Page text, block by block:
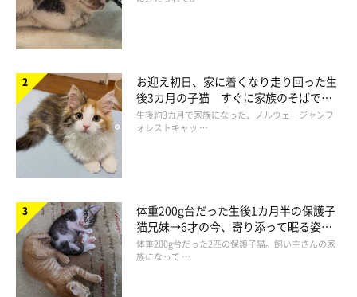
お迎え初日、家に着くなり走り回った生
後3カ月の子猫 すぐに家族のそばで落
ち着く姿に「迎えてよかった」
生後約3カ月で家族になった、ノルウェージャンフ
ォレストキャッ …
体重200g台だった生後1カ月半の保護子
猫兄妹→6才の今、寄り添って眠る姿に
ほっこり！
体重200g台だった2匹の保護子猫。飼い主さんの家
族になって …